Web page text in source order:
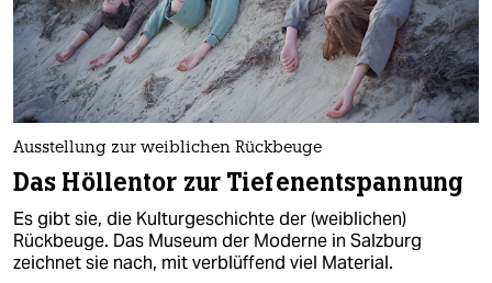
Ausstellung zur weiblichen Rückbeuge
Das Höllentor zur Tiefenentspannung
Es gibt sie, die Kulturgeschichte der (weiblichen)
Rückbeuge. Das Museum der Moderne in Salzburg
zeichnet sie nach, mit verblüffend viel Material.